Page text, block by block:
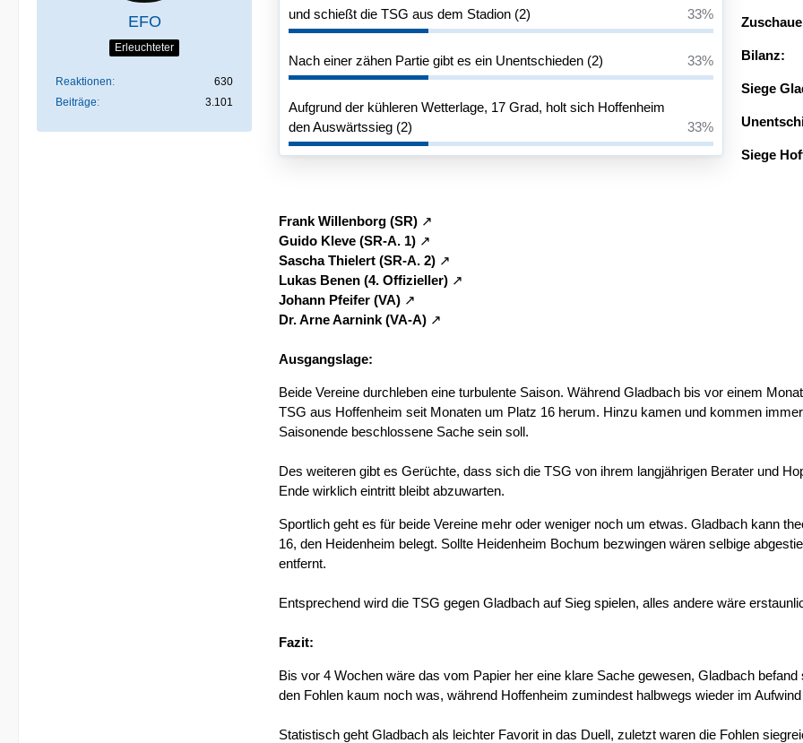
EFO
Erleuchteter
Reaktionen
630
Beiträge
3.101
und schießt die TSG aus dem Stadion (2)
33%
Nach einer zähen Partie gibt es ein Unentschieden (2) 33%
Aufgrund der kühleren Wetterlage, 17 Grad, holt sich Hoffenheim
den Auswärtssieg (2)
33%
Bilanz:
Siege
Siege
Frank Willenborg (SR)
Guido Kleve (SR-A. 1)
Sascha Thielert (SR-A. 2)
Lukas Benen (4. Offizieller)
Johann Pfeifer (VA)
Dr. Arne Aarnink (VA-A)
Ausgangslage:
Beide Vereine durchleben eine turbulente Saison. Während Gladbach bis vor einem
TSG aus Hoffenheim seit Monaten um Platz 16 herum. Hinzu kamen und kommen
Saisonende beschlossene Sache sein soll.
Des weiteren gibt es Gerüchte, dass sich die TSG von ihrem langjährigen Berater und
Ende wirklich eintritt bleibt abzuwarten.
Sportlich geht es für beide Vereine mehr oder weniger noch um etwas. Gladbach kann
16, den Heidenheim belegt. Sollte Heidenheim Bochum bezwingen wären selbige
entfernt.
Entsprechend wird die TSG gegen Gladbach auf Sieg spielen, alles andere wäre
Fazit:
Bis vor 4 Wochen wäre das vom Papier her eine klare Sache gewesen, Gladbach
den Fohlen kaum noch was, während Hoffenheim zumindest halbwegs wieder im
Statistisch geht Gladbach als leichter Favorit in das Duell, zuletzt waren die Fohlen